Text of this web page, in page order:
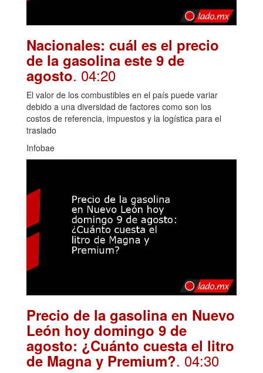
Nacionales: cuál es el precio
de la gasolina este 9 de
agosto. 04:20
El valor de los combustibles en el país puede variar
debido a una diversidad de factores como son los
costos de referencia, impuestos y la logística para el
traslado
Infobae
Precio de la gasolina en Nuevo
León hoy domingo 9 de
agosto: ¿Cuánto cuesta el litro
de Magna y Premium?. 04:30